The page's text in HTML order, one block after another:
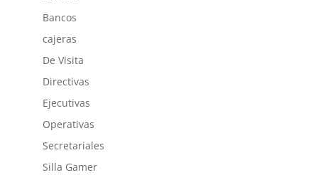
Bancos
cajeras
De Visita
Directivas
Ejecutivas
Operativas
Secretariales
Silla Gamer